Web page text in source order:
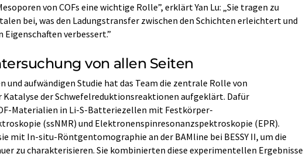
von COFs eine wichtige Rolle”, erklärt Yan Lu: „Sie tragen zu
bei, was den Ladungstransfer zwischen den Schichten erleichtert und
verbessert.”
von allen Seiten
und aufwändigen Studie hat das Team die zentrale Rolle von
Katalyse der Schwefelreduktionsreaktionen aufgeklärt. Dafür
Materialien in Li-S-Batteriezellen mit Festkörper-
(ssNMR) und Elektronenspinresonanzspektroskopie (EPR).
mit In-situ-Röntgentomographie an der BAMline bei BESSY II, um die
zu charakterisieren. Sie kombinierten diese experimentellen Ergebnisse